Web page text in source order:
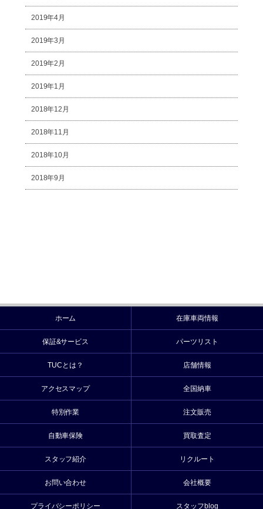
2019年4月
2019年3月
2019年2月
2019年1月
2018年12月
2018年11月
2018年10月
2018年9月
ホーム 在庫車両情報
保証&サービス パーツリスト
TUCとは？ 店舗情報
アクセスマップ 全国納車
特別作業 注文販売
自動車保険 買取査定
スタッフ紹介 リクルート
お問い合わせ 会社概要
プライバシーポリシー スタッフblog